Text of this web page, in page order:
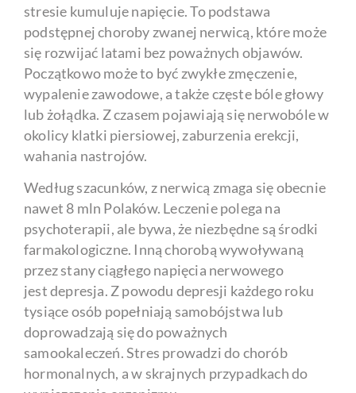
stresie kumuluje napięcie. To podstawa
podstępnej choroby zwanej nerwicą, które może
się rozwijać latami bez poważnych objawów.
Początkowo może to być zwykłe zmęczenie,
wypalenie zawodowe, a także częste bóle głowy
lub żołądka. Z czasem pojawiają się nerwobóle w
okolicy klatki piersiowej, zaburzenia erekcji,
wahania nastrojów.
Według szacunków, z nerwicą zmaga się obecnie
nawet 8 mln Polaków. Leczenie polega na
psychoterapii, ale bywa, że niezbędne są środki
farmakologiczne. Inną chorobą wywoływaną
przez stany ciągłego napięcia nerwowego
jest depresja. Z powodu depresji każdego roku
tysiące osób popełniają samobójstwa lub
doprowadzają się do poważnych
samookaleczeń. Stres prowadzi do chorób
hormonalnych, a w skrajnych przypadkach do